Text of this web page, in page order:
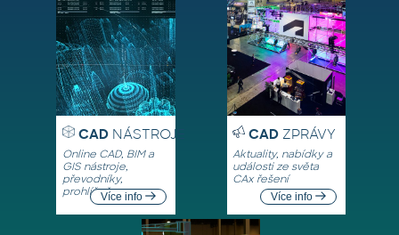
CADNÁSTROJE
Online CAD, BIM a
GIS nástroje,
převodníky,
prohlížečeVíce info
CADZPRÁVY
Aktuality, nabídky a
události ze světa
CAx řešení
Více info